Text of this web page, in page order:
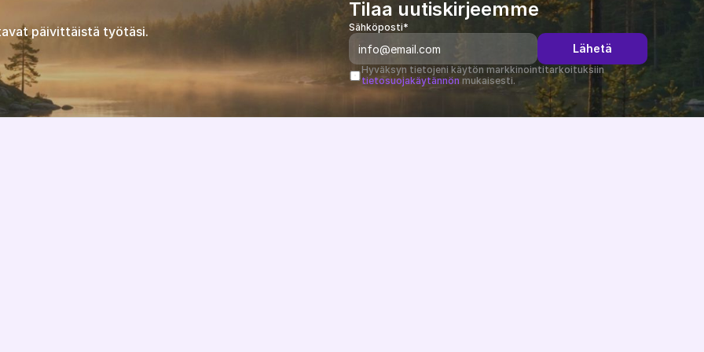
päivittäistä työtäsi.
Tilaa uutiskirjeemme
Sähköposti*
Lähetä
Hyväksyn tietojeni käytön markkinointitarkoituksiin
tietosuojakäytännön mukaisesti.